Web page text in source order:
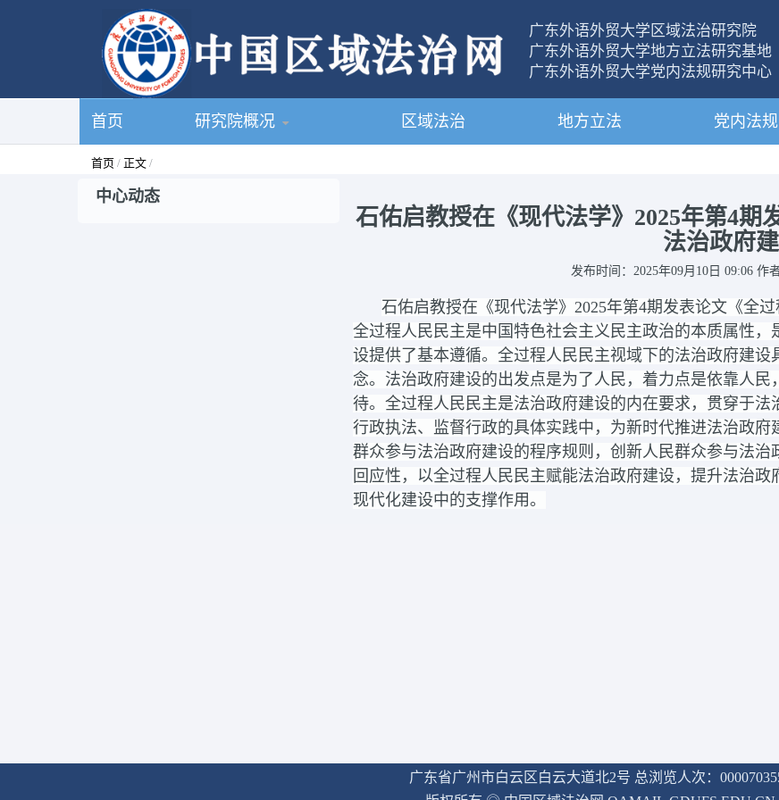
广东外语外贸大学区域法治研究院
广东外语外贸大学地方立法研究基地
广东外语外贸大学党内法规研究中心
首页 研究院概况 区域法治 地方立法 党内法规
首页 / 正文 /
中心动态
石佑启教授在《现代法学》2025年第4期
法治政府建
发布时间：2025年09月10日 09:06 作
石佑启教授在《现代法学》2025年第4期发表论文《全
全过程人民民主是中国特色社会主义民主政治的本质属性
设提供了基本遵循。全过程人民民主视域下的法治政府建
念。法治政府建设的出发点是为了人民，着力点是依靠人
待。全过程人民民主是法治政府建设的内在要求，贯穿于法
行政执法、监督行政的具体实践中，为新时代推进法治政
群众参与法治政府建设的程序规则，创新人民群众参与法
回应性，以全过程人民民主赋能法治政府建设，提升法治
现代化建设中的支撑作用。
广东省广州市白云区白云大道北2号 总浏览人次：